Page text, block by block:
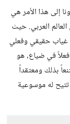
إلى هذا الأمر هي
العربي. حيث
غياب حقيقي وفعلي
فعلاً في ضياع، هو
بذلك ومعتقداً
له موسوعية